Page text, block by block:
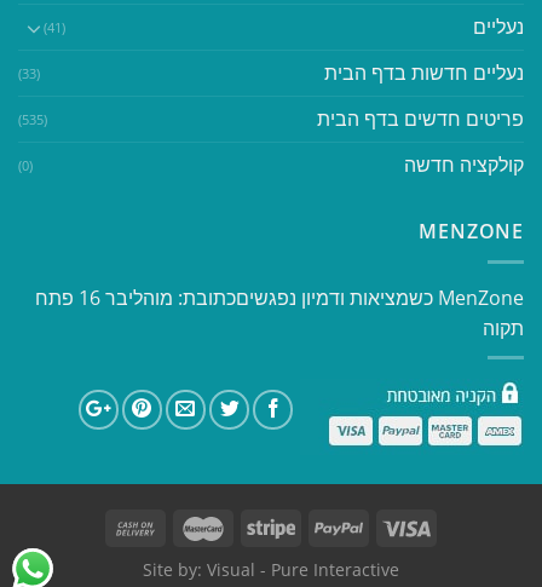
נעליים (41)
נעליים חדשות בדף הבית (33)
פריטים חדשים בדף הבית (535)
קולקציה חדשה (0)
MENZONE
​​MenZone כשמציאות ודמיון נפגשים​ כתובת: מוהליבר 16 פתח
תקוה
Site by: Visual - Pure Interactive